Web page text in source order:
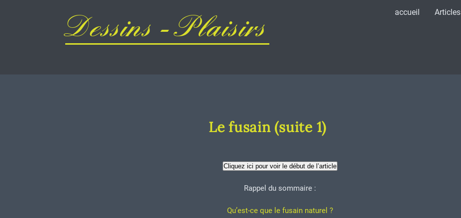
Dessins - Plaisirs
accueil Articles
Le fusain (suite 1)
Cliquez ici pour voir le début de l’article
Rappel du sommaire :
Qu’est-ce que le fusain naturel ?